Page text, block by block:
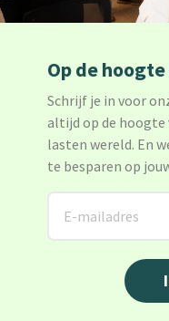
Op de
Schrijf je in voor
altijd op de hoogte
lasten wereld. En
te besparen op